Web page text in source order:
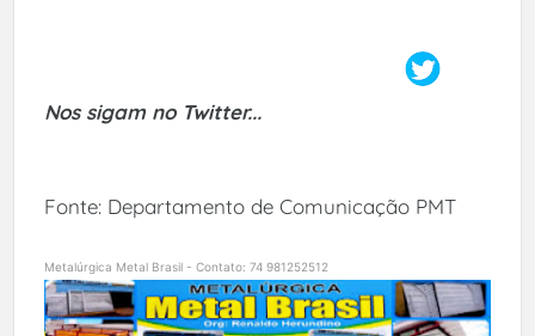
Nos sigam no Twitter...
Fonte: Departamento de Comunicação PMT
Metalúrgica Metal Brasil - Contato: 74 981252512